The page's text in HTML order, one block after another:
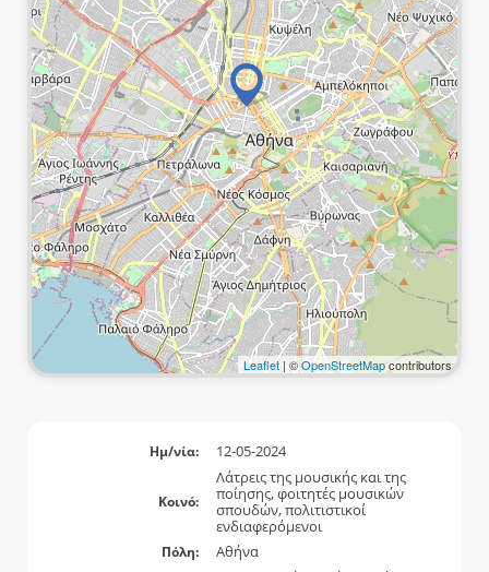
Leaflet | ©OpenStreetMapcontributors
Ημ/νία: 12-05-2024
Κοινό:
Λάτρεις της μουσικής και της
ποίησης, φοιτητές μουσικών
σπουδών, πολιτιστικοί
ενδιαφερόμενοι
Πόλη:
Αθήνα